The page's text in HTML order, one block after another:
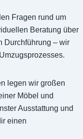
Fragen rund um
Beratung über
Durchführung – wir
legen wir großen
Möbel und
Ausstattung und
einen